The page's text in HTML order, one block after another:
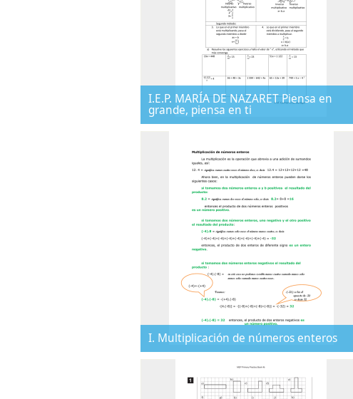
I.E.P. MARÍA DE NAZARET Piensa en
grande, piensa en ti
I. Multiplicación de números enteros